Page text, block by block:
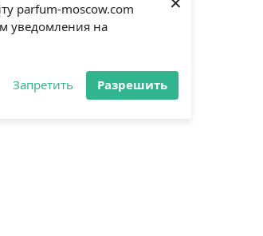
parfum-moscow.com
уведомления на
Запретить Разрешить
×